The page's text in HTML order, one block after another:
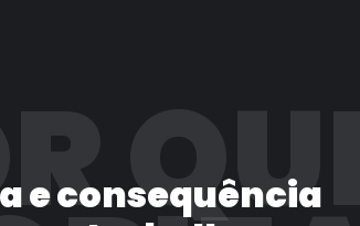
e consequência